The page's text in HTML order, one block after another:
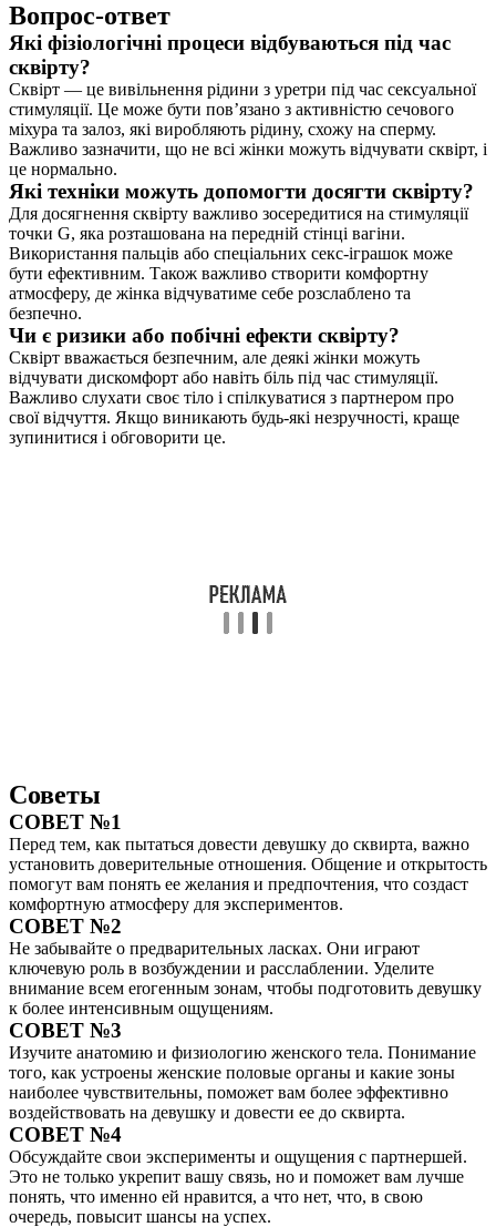
Вопрос-ответ
Які фізіологічні процеси відбуваються під час
сквірту?
Сквірт — це вивільнення рідини з уретри під час сексуальної
стимуляції. Це може бути пов’язано з активністю сечового
міхура та залоз, які виробляють рідину, схожу на сперму.
Важливо зазначити, що не всі жінки можуть відчувати сквірт, і
це нормально.
Які техніки можуть допомогти досягти сквірту?
Для досягнення сквірту важливо зосередитися на стимуляції
точки G, яка розташована на передній стінці вагіни.
Використання пальців або спеціальних секс-іграшок може
бути ефективним. Також важливо створити комфортну
атмосферу, де жінка відчуватиме себе розслаблено та
безпечно.
Чи є ризики або побічні ефекти сквірту?
Сквірт вважається безпечним, але деякі жінки можуть
відчувати дискомфорт або навіть біль під час стимуляції.
Важливо слухати своє тіло і спілкуватися з партнером про
свої відчуття. Якщо виникають будь-які незручності, краще
зупинитися і обговорити це.
Советы
СОВЕТ №1
Перед тем, как пытаться довести девушку до сквирта, важно
установить доверительные отношения. Общение и открытость
помогут вам понять ее желания и предпочтения, что создаст
комфортную атмосферу для экспериментов.
СОВЕТ №2
Не забывайте о предварительных ласках. Они играют
ключевую роль в возбуждении и расслаблении. Уделите
внимание всем erогенным зонам, чтобы подготовить девушку
к более интенсивным ощущениям.
СОВЕТ №3
Изучите анатомию и физиологию женского тела. Понимание
того, как устроены женские половые органы и какие зоны
наиболее чувствительны, поможет вам более эффективно
воздействовать на девушку и довести ее до сквирта.
СОВЕТ №4
Обсуждайте свои эксперименты и ощущения с партнершей.
Это не только укрепит вашу связь, но и поможет вам лучше
понять, что именно ей нравится, а что нет, что, в свою
очередь, повысит шансы на успех.